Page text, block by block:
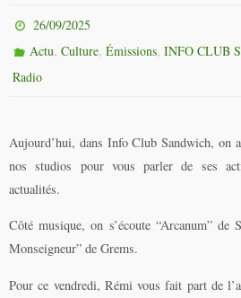
26/09/2025
Actu,Culture,Émissions,INFO CLUB
Radio
Aujourd’hui, dans Info Club Sandwich, on
nos studios pour vous parler de ses
actualités.
Côté musique, on s’écoute “Arcanum”
Monseigneur” de Grems.
Pour ce vendredi, Rémi vous fait part de